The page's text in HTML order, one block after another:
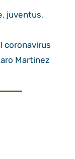
, juventus,
coronavirus
Martinez